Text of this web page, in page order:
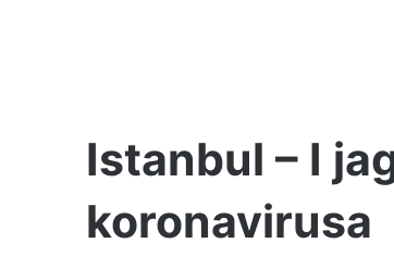
Istanbul – I
koronavirusa